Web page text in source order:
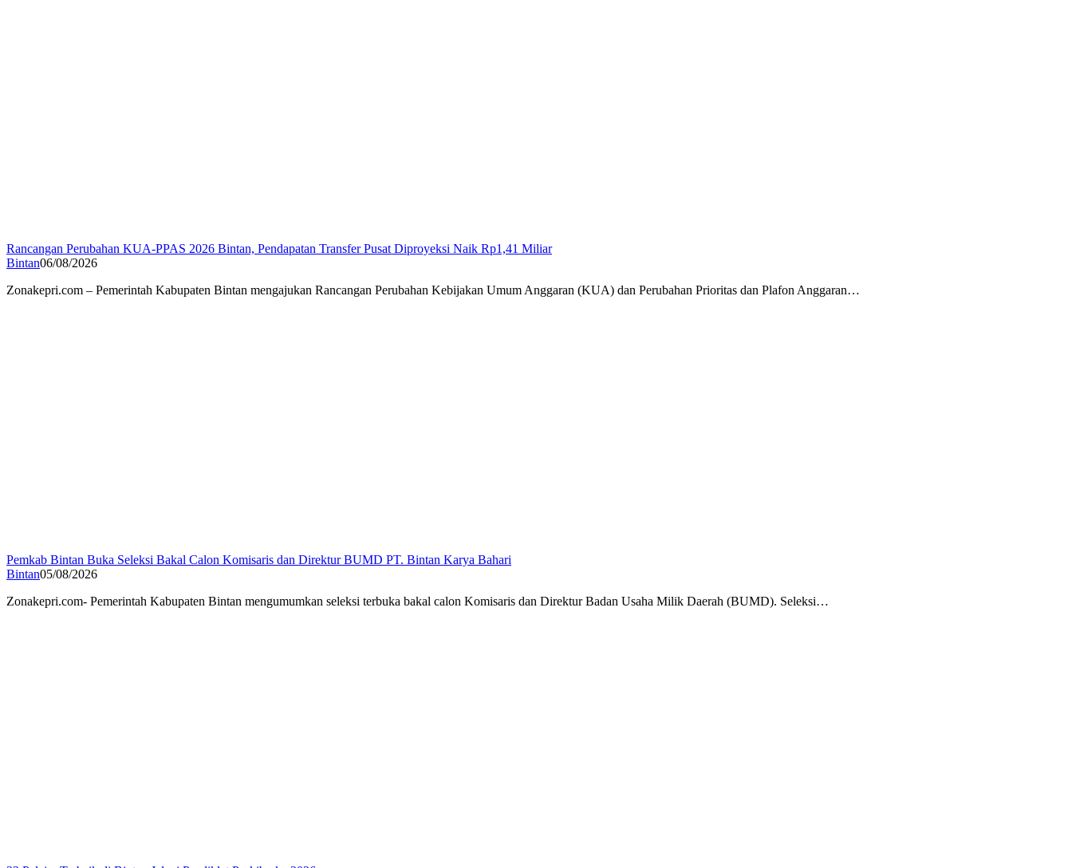
Rancangan Perubahan KUA-PPAS 2026 Bintan, Pendapatan Transfer Pusat Diproyeksi Naik Rp1,41 Miliar
Bintan06/08/2026
Zonakepri.com – Pemerintah Kabupaten Bintan mengajukan Rancangan Perubahan Kebijakan Umum Anggaran (KUA) dan Perubahan Prioritas dan Plafon Anggaran…
Pemkab Bintan Buka Seleksi Bakal Calon Komisaris dan Direktur BUMD PT. Bintan Karya Bahari
Bintan05/08/2026
Zonakepri.com- Pemerintah Kabupaten Bintan mengumumkan seleksi terbuka bakal calon Komisaris dan Direktur Badan Usaha Milik Daerah (BUMD). Seleksi…